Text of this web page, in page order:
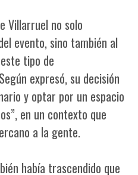
Villarruel no solo
evento, sino también al
tipo de
expresó, su decisión
y optar por un espacio
en un contexto que
a la gente.
había trascendido que